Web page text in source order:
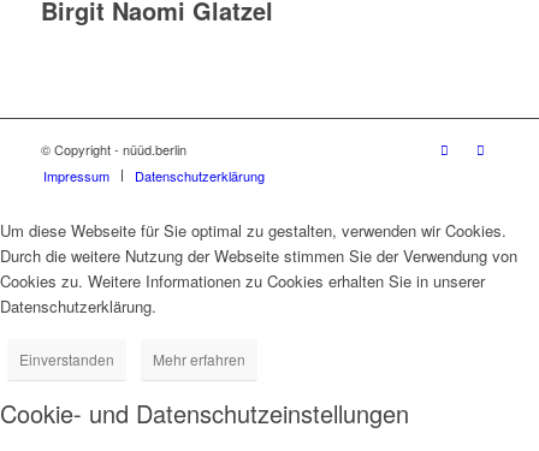
Birgit Naomi Glatzel
© Copyright - nüüd.berlin
Impressum
Datenschutzerklärung
Um diese Webseite für Sie optimal zu gestalten, verwenden wir Cookies.
Durch die weitere Nutzung der Webseite stimmen Sie der Verwendung von
Cookies zu. Weitere Informationen zu Cookies erhalten Sie in unserer
Datenschutzerklärung.
Einverstanden Mehr erfahren
Cookie- und Datenschutzeinstellungen